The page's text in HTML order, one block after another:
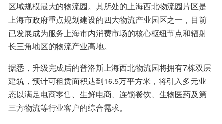
区域规模最大的物流园。其所处的上海西北物流园片区是
上海市政府重点规划建设的四大物流产业园区之一，目前
已发展成为服务上海市内消费市场的核心枢纽节点和辐射
长三角地区的物流产业高地。
据悉，升级完成后的普洛斯上海西北物流园将拥有7栋双层
建筑，预计可租赁面积达到16.5万平方米，将引入多元业
态以满足电商零售、生鲜电商、连锁餐饮、生物医药及第
三方物流等行业客户的综合需求。